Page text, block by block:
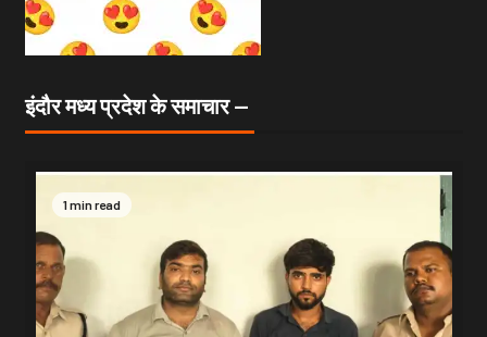
इंदौर मध्य प्रदेश के समाचार —
1 min read